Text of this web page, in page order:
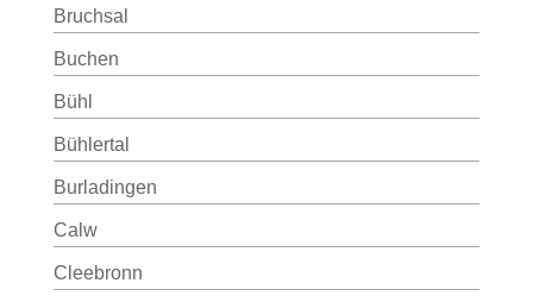
Bruchsal
Buchen
Bühl
Bühlertal
Burladingen
Calw
Cleebronn